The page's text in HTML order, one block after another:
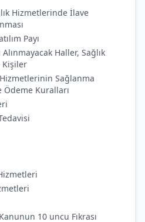
Hizmetlerinde İlave
Payı
Alınmayacak Haller, Sağlık
Kişiler
Hizmetlerinin Sağlanma
Ödeme Kuralları
10 uncu Fıkrası